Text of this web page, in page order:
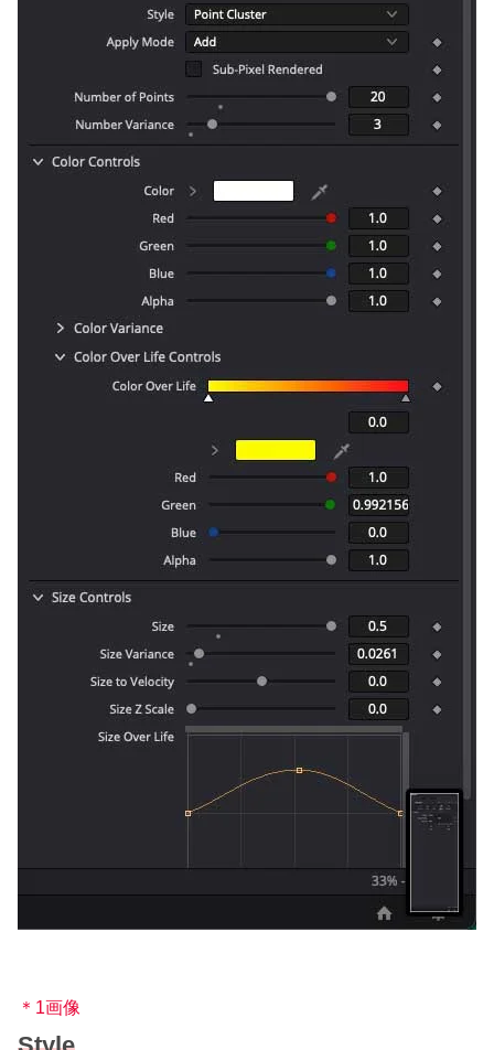
＊1画像